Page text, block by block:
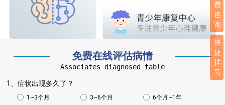
免费在线评估病情
Associates diagnosed table
1、症状出现多久了？
1~3个月 3~6个月
6个月~1年
费
咨
询
快
捷
挂
号